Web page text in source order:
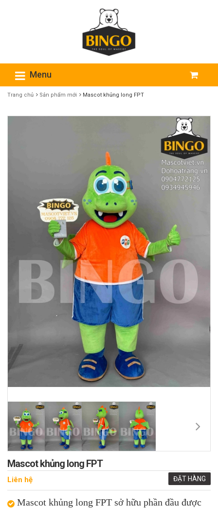
Menu
Trang chủ Sản phẩm mới Mascot khủng long FPT
Mascot khủng long FPT
ĐẶT HÀNG
Liên hệ
Mascot khủng long FPT sở hữu phần đầu được